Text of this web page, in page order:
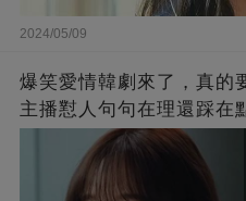
2024/05/09
爆笑愛情韓劇來了，真的
主播懟人句句在理還踩在
界的嘴替！